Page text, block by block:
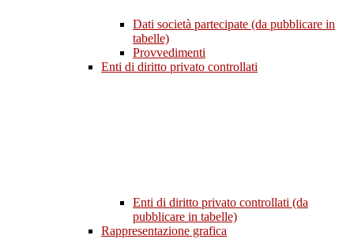
Dati società partecipate (da pubblicare in
tabelle)
Provvedimenti
Enti di diritto privato controllati
Enti di diritto privato controllati (da
pubblicare in tabelle)
Rappresentazione grafica